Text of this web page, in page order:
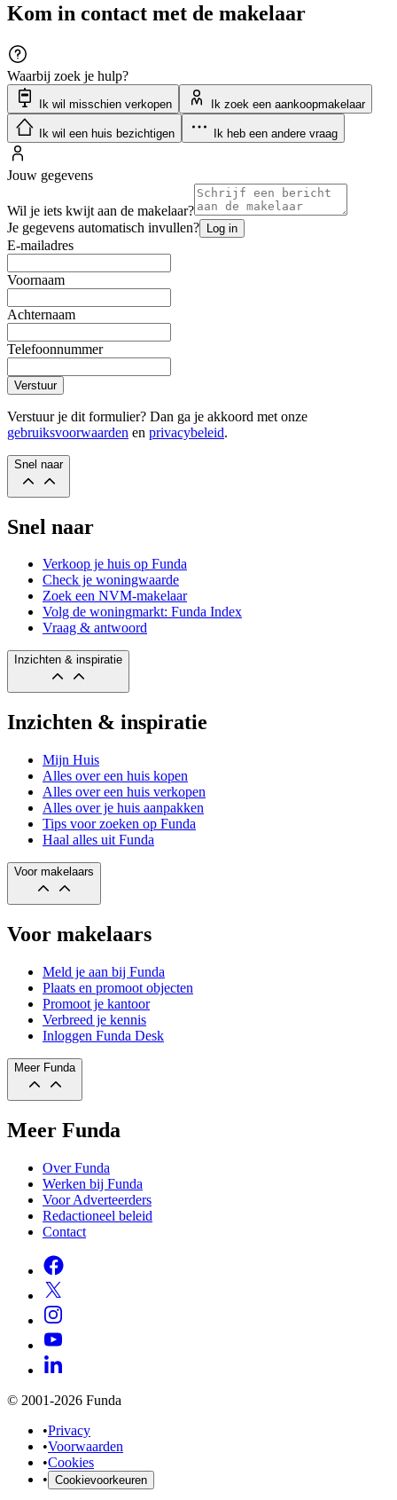
Kom in contact met de makelaar
Waarbij zoek je hulp?
Ik wil misschien verkopen Ik zoek een aankoopmakelaar
Ik wil een huis bezichtigen Ik heb een andere vraag
Jouw gegevens
Wil je iets kwijt aan de makelaar?
Je gegevens automatisch invullen? Log in
E-mailadres
Voornaam
Achternaam
Telefoonnummer
Verstuur
Verstuur je dit formulier? Dan ga je akkoord met onze
gebruiksvoorwaarden en privacybeleid.
Snel naar
Snel naar
Verkoop je huis op Funda
Check je woningwaarde
Zoek een NVM-makelaar
Volg de woningmarkt: Funda Index
Vraag & antwoord
Inzichten & inspiratie
Inzichten & inspiratie
Mijn Huis
Alles over een huis kopen
Alles over een huis verkopen
Alles over je huis aanpakken
Tips voor zoeken op Funda
Haal alles uit Funda
Voor makelaars
Voor makelaars
Meld je aan bij Funda
Plaats en promoot objecten
Promoot je kantoor
Verbreed je kennis
Inloggen Funda Desk
Meer Funda
Meer Funda
Over Funda
Werken bij Funda
Voor Adverteerders
Redactioneel beleid
Contact
© 2001-2026 Funda
•Privacy
•Voorwaarden
•Cookies
• Cookievoorkeuren